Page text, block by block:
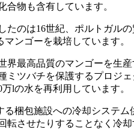
合物も含有しています。
たのは16世紀、ポルトガル
ンゴーを栽培しています。
界最高品質のマンゴーを生
ミツバチを保護するプロジ
lの水を再利用しています。
る梱包施設への冷却システ
転させたりすることなく冷